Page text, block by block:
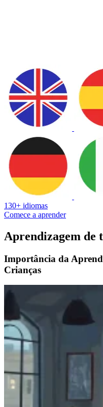
130+ idiomas
Comece a aprender
Aprendizagem de
Importância da
Crianças